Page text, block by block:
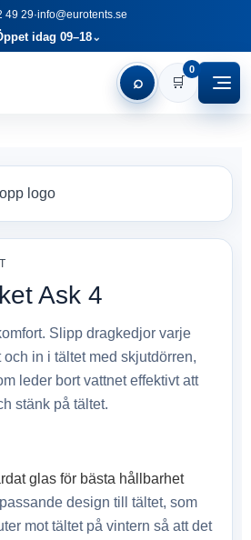
49 29·info@eurotents.se
idag 09–18⌄
⌕ 🛒
0
Ask 4
Slipp dragkedjor varje
in i tältet med skjutdörren,
leder bort vattnet effektivt att
stänk på tältet.
glas för bästa hållbarhet
design till tältet, som
mot tältet på vintern så att det